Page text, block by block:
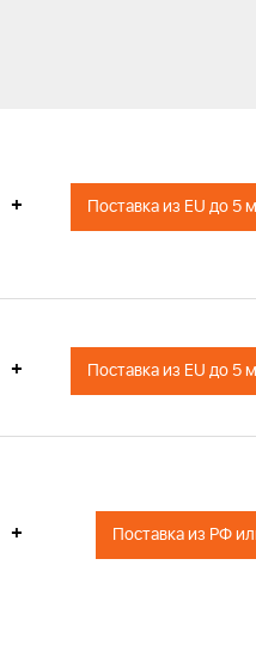
+ Поставка из EU до 5
+ Поставка из EU до 5
+